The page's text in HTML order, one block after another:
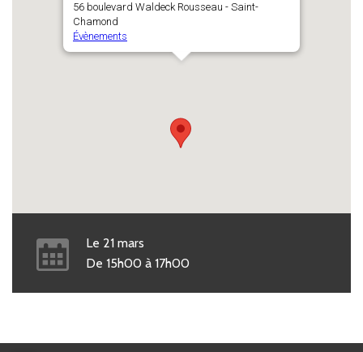
56 boulevard Waldeck Rousseau - Saint-
Chamond
Évènements
Le 21 mars
De 15h00 à 17h00